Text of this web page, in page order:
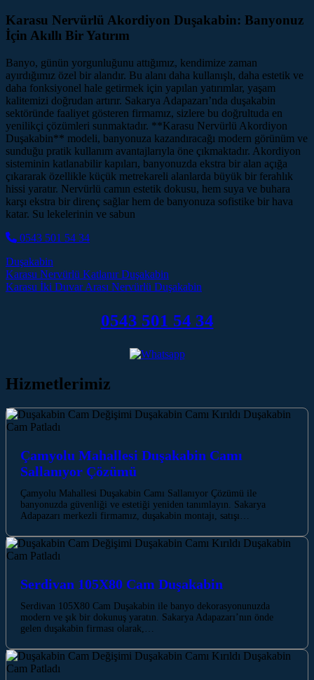
Karasu Nervürlü Akordiyon Duşakabin: Banyonuz
İçin Akıllı Bir Yatırım
Banyo, günün yorgunluğunu attığımız, kendimize zaman
ayırdığımız özel bir alandır. Bu alanı daha kullanışlı, daha estetik ve
daha fonksiyonel hale getirmek için yapılan yatırımlar, yaşam
kalitemizi doğrudan artırır. Sakarya Adapazarı’nda duşakabin
sektöründe faaliyet gösteren firmamız, sizlere bu doğrultuda en
yenilikçi çözümleri sunmaktadır. **Karasu Nervürlü Akordiyon
Duşakabin** modeli, banyonuza kazandıracağı modern görünüm ve
sunduğu pratik kullanım avantajlarıyla öne çıkmaktadır. Akordiyon
sisteminin katlanabilir kapıları, banyonuzda ekstra bir alan açığa
çıkararak özellikle küçük metrekareli alanlarda büyük bir ferahlık
hissi yaratır. Nervürlü camın estetik dokusu, hem suya ve buhara
karşı ekstra bir direnç sağlar hem de banyonuza sofistike bir hava
katar. Su lekelerinin ve sabun
0543 501 54 34
Duşakabin
Post navigation
Karasu Nervürlü Katlanır Duşakabin
Karasu İki Duvar Arası Nervürlü Duşakabin
0543 501 54 34
Hizmetlerimiz
Çamyolu Mahallesi Duşakabin Camı
Sallanıyor Çözümü
Çamyolu Mahallesi Duşakabin Camı Sallanıyor Çözümü ile
banyonuzda güvenliği ve estetiği yeniden tanımlayın. Sakarya
Adapazarı merkezli firmamız, duşakabin montajı, satışı…
Serdivan 105X80 Cam Duşakabin
Serdivan 105X80 Cam Duşakabin ile banyo dekorasyonunuzda
modern ve şık bir dokunuş yaratın. Sakarya Adapazarı’nın önde
gelen duşakabin firması olarak,…